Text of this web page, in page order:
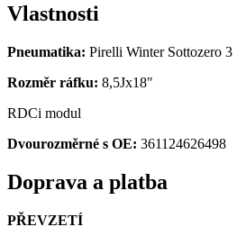
Vlastnosti
Pneumatika: Pirelli Winter Sottozero 3
Rozměr ráfku: 8,5Jx18"
RDCi modul
Dvourozměrné s OE: 361124626498
Doprava a platba
PŘEVZETÍ